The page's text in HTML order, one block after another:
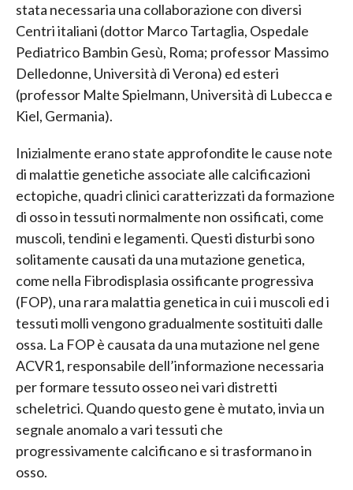
stata necessaria una collaborazione con diversi
Centri italiani (dottor Marco Tartaglia, Ospedale
Pediatrico Bambin Gesù, Roma; professor Massimo
Delledonne, Università di Verona) ed esteri
(professor Malte Spielmann, Università di Lubecca e
Kiel, Germania).
Inizialmente erano state approfondite le cause note
di malattie genetiche associate alle calcificazioni
ectopiche, quadri clinici caratterizzati da formazione
di osso in tessuti normalmente non ossificati, come
muscoli, tendini e legamenti. Questi disturbi sono
solitamente causati da una mutazione genetica,
come nella Fibrodisplasia ossificante progressiva
(FOP), una rara malattia genetica in cui i muscoli ed i
tessuti molli vengono gradualmente sostituiti dalle
ossa. La FOP è causata da una mutazione nel gene
ACVR1, responsabile dell’informazione necessaria
per formare tessuto osseo nei vari distretti
scheletrici. Quando questo gene è mutato, invia un
segnale anomalo a vari tessuti che
progressivamente calcificano e si trasformano in
osso.